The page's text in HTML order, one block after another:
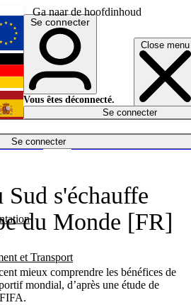
Ga naar de hoofdinhoud
Close menu
Se connecter
et Transport
Économie
English
Deutsch
Español
Se connecter
Vous êtes déconnecté.
Se connecter
s'échauffe
du Monde [FR]
mieux comprendre les bénéfices de
mondial, d’après une étude de